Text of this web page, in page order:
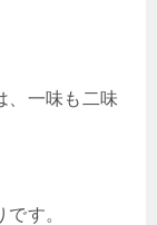
、一味も二味
す。